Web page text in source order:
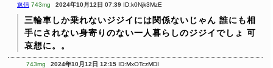
返信 743mg 2024年10月12日 07:39 ID:k0Njk3MzE
三輪車しか乗れないジジイには関係ないじゃん 誰にも相
手にされない身寄りのない一人暮らしのジジイでしょ 可
哀想に。。
743mg 2024年10月12日 12:15 ID:MxOTczMDI